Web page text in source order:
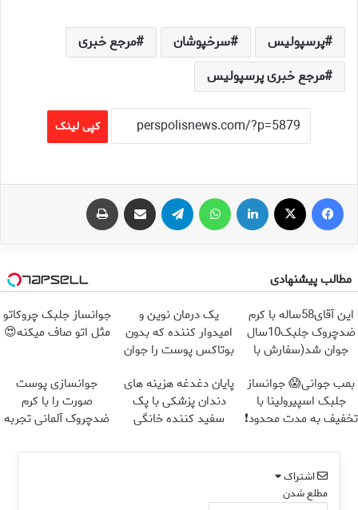
پرسپولیس سرخپوشان
مرجع خبری
مرجع خبری پرسپولیس
کپی لینک
فیس بوک لینکدین تلگرام اشتراک گذاری از طریق ایمیل
مطالب پیشنهادی
این آقای58ساله با کرم
ضدچروک جلبک10سال
جوان شد(سفارش با
یک درمان نوین و
امیدوار کننده که بدون
بوتاکس پوست را جوان
جوانساز جلبک چروکاتو
مثل اتو صاف میکنه😍
بمب جوانی😱 جوانساز
جلبک اسپیرولینا با
تخفیف به مدت محدود❗
پایان دغدغه هزینه های
دندان پزشکی با پک
سفید کننده خانگی
جوانسازی پوست
صورت را با کرم
ضدچروک آلمانی تجربه
اشتراک
مطلع شدن